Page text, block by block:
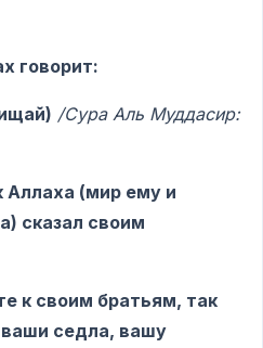
говорит:
/Сура Аль Муддасир:
(мир ему и
сказал своим
к своим братьям, так
седла, вашу